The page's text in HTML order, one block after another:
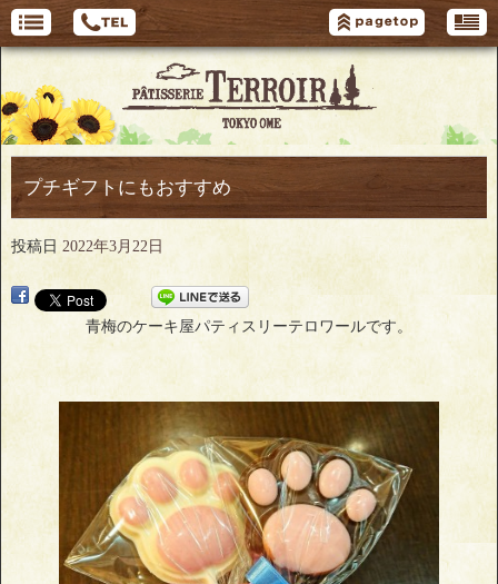
プチギフトにもおすすめ
投稿日 2022年3月22日
青梅のケーキ屋パティスリーテロワールです。